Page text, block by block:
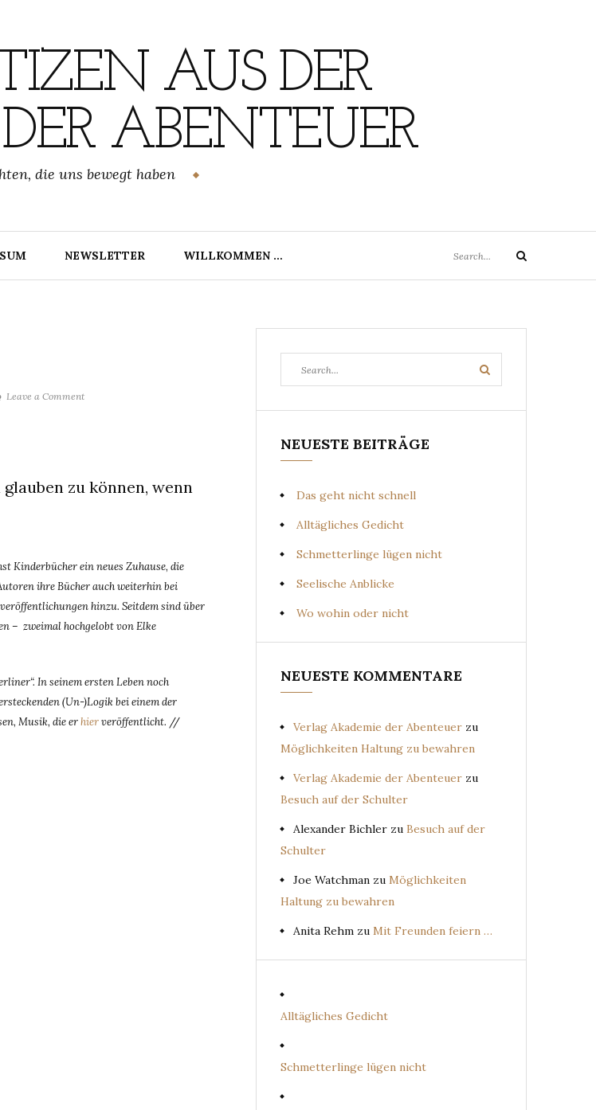
AUS DER
ABENTEUER
die uns bewegt haben
NEWSLETTER WILLKOMMEN …
for:
Search
Leave a Commenton
zu können, wenn
Kinderbücher ein neues Zuhause, die
ihre Bücher auch weiterhin bei
hinzu. Seitdem sind über
– zweimal hochgelobt von Elke
In seinem ersten Leben noch
(Un-)Logikbei einem der
Musik, die erhierveröffentlicht. //
for:
Search
NEUESTE BEITRÄGE
Das geht nicht schnell
Alltägliches Gedicht
Schmetterlinge lügen nicht
Seelische Anblicke
Wo wohin oder nicht
NEUESTE KOMMENTARE
Verlag Akademie der Abenteuer zu
Möglichkeiten Haltung zu bewahren
Verlag Akademie der Abenteuer zu
Besuch auf der Schulter
Alexander Bichler zu Besuch auf der
Schulter
Joe Watchman zu Möglichkeiten
Haltung zu bewahren
Anita Rehm zu Mit Freunden feiern …
Alltägliches Gedicht
Schmetterlinge lügen nicht